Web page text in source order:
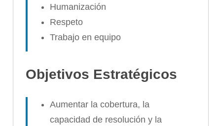
Humanización
Respeto
Trabajo en equipo
Objetivos Estratégicos
Aumentar la cobertura, la
capacidad de resolución y la